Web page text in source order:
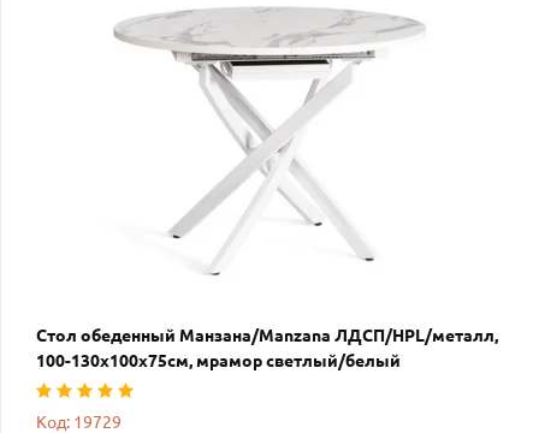
Стол обеденный Манзана/Manzana ЛДСП/HPL/металл,
100-130х100х75см, мрамор светлый/белый
Код: 19729